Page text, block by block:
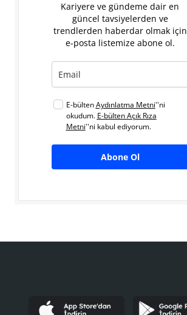
Kariyere ve gündeme dair en
güncel tavsiyelerden ve
trendlerden haberdar olmak için
e-posta listemize abone ol.
E-bültenAydınlatma Metni''ni
okudum. E-bülten Açık Rıza
Metni''ni kabul ediyorum.
Abone Ol